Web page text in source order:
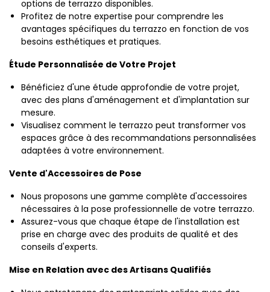
options de terrazzo disponibles.
Profitez de notre expertise pour comprendre les
avantages spécifiques du terrazzo en fonction de vos
besoins esthétiques et pratiques.
Étude Personnalisée de Votre Projet
Bénéficiez d'une étude approfondie de votre projet,
avec des plans d'aménagement et d'implantation sur
mesure.
Visualisez comment le terrazzo peut transformer vos
espaces grâce à des recommandations personnalisées
adaptées à votre environnement.
Vente d'Accessoires de Pose
Nous proposons une gamme complète d'accessoires
nécessaires à la pose professionnelle de votre terrazzo.
Assurez-vous que chaque étape de l'installation est
prise en charge avec des produits de qualité et des
conseils d'experts.
Mise en Relation avec des Artisans Qualifiés